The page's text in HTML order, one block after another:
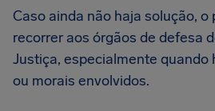
Caso ainda não haja solução, o
recorrer aos órgãos de defesa
Justiça, especialmente quando
ou morais envolvidos.